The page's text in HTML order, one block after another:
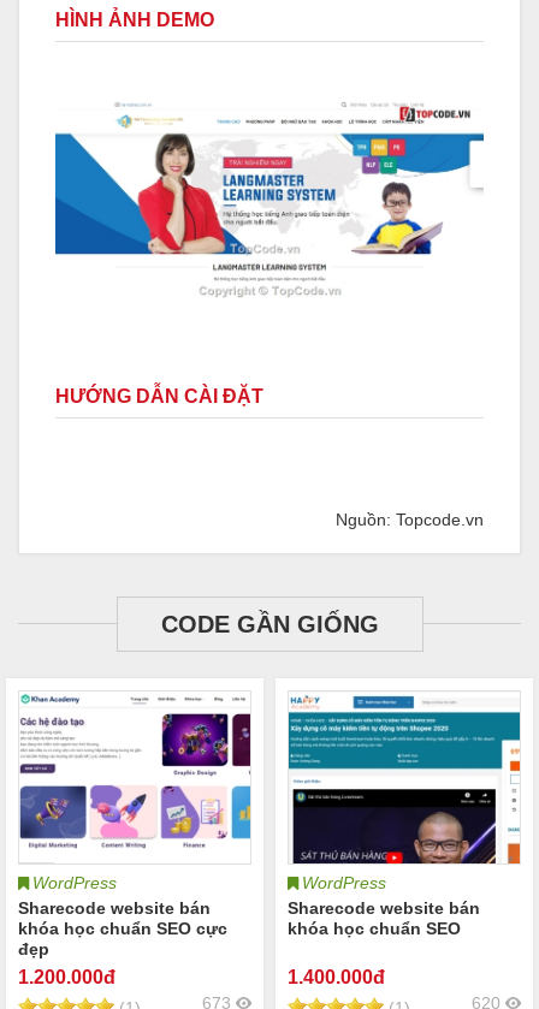
HÌNH ẢNH DEMO
HƯỚNG DẪN CÀI ĐẶT
Nguồn: Topcode.vn
CODE GẦN GIỐNG
WordPress
Sharecode website bán
khóa học chuẩn SEO cực
đẹp
1.200.000đ
673
WordPress
Sharecode website bán
khóa học chuẩn SEO
1.400.000đ
620